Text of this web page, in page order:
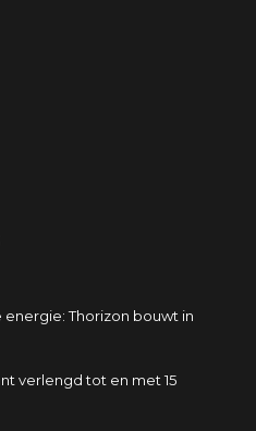
energie: Thorizon bouwt in
verlengd tot en met 15